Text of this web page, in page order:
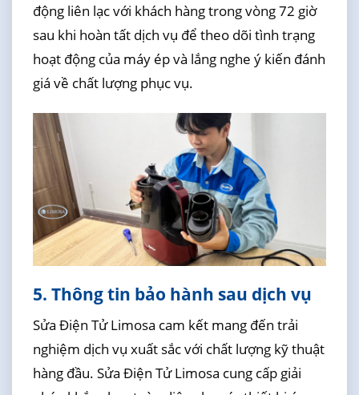
động liên lạc với khách hàng trong vòng 72 giờ
sau khi hoàn tất dịch vụ để theo dõi tình trạng
hoạt động của máy ép và lắng nghe ý kiến đánh
giá về chất lượng phục vụ.
5. Thông tin bảo hành sau dịch vụ
Sửa Điện Tử Limosa cam kết mang đến trải
nghiệm dịch vụ xuất sắc với chất lượng kỹ thuật
hàng đầu. Sửa Điện Tử Limosa cung cấp giải